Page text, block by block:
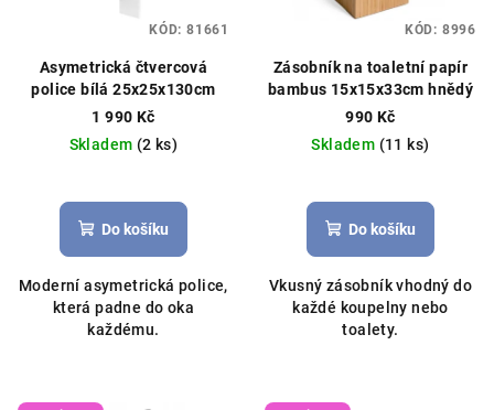
Asymetrická čtvercová
police bílá 25x25x130cm
1 990 Kč
Skladem (2 ks)
Do košíku
Moderní asymetrická police,
která padne do oka
každému.
KÓD: 81661
Zásobník na toaletní papír
bambus 15x15x33cm hnědý
990 Kč
Skladem (11 ks)
Do košíku
Vkusný zásobník vhodný do
každé koupelny nebo
toalety.
KÓD: 8996